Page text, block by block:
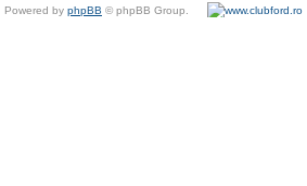
Powered by phpBB © phpBB Group.